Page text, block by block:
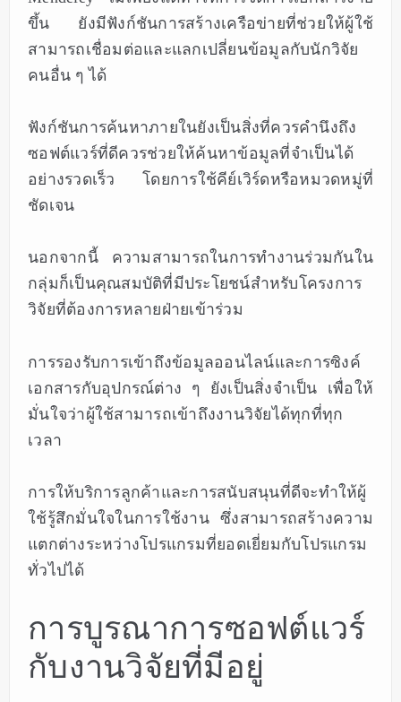
ขึ้น ยังมีฟังก์ชันการสร้างเครือข่ายที่ช่วยให้ผู้ใช้
สามารถเชื่อมต่อและแลกเปลี่ยนข้อมูลกับนักวิจัย
คนอื่น ๆ ได้
ฟังก์ชันการค้นหาภายในยังเป็นสิ่งที่ควรคำนึงถึง
ซอฟต์แวร์ที่ดีควรช่วยให้ค้นหาข้อมูลที่จำเป็นได้
อย่างรวดเร็ว โดยการใช้คีย์เวิร์ดหรือหมวดหมู่ที่
ชัดเจน
นอกจากนี้ ความสามารถในการทำงานร่วมกันใน
กลุ่มก็เป็นคุณสมบัติที่มีประโยชน์สำหรับโครงการ
วิจัยที่ต้องการหลายฝ่ายเข้าร่วม
การรองรับการเข้าถึงข้อมูลออนไลน์และการซิงค์
เอกสารกับอุปกรณ์ต่าง ๆ ยังเป็นสิ่งจำเป็น เพื่อให้
มั่นใจว่าผู้ใช้สามารถเข้าถึงงานวิจัยได้ทุกที่ทุก
เวลา
การให้บริการลูกค้าและการสนับสนุนที่ดีจะทำให้ผู้
ใช้รู้สึกมั่นใจในการใช้งาน ซึ่งสามารถสร้างความ
แตกต่างระหว่างโปรแกรมที่ยอดเยี่ยมกับโปรแกรม
ทั่วไปได้
การบูรณาการซอฟต์แวร์
กับงานวิจัยที่มีอยู่